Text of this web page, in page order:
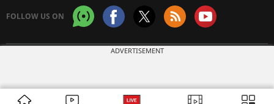
FOLLOW US ON
ADVERTISEMENT